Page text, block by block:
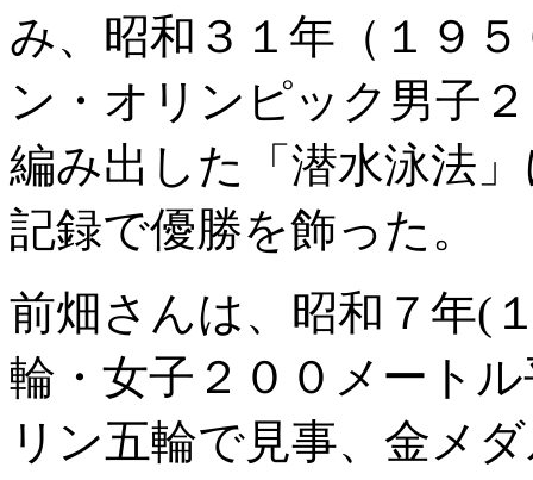
み、昭和３１年（１９
ン・オリンピック男子
編み出した「潜水泳法
記録で優勝を飾った。
前畑さんは、昭和７年(
輪・女子２００メート
リン五輪で見事、金メ